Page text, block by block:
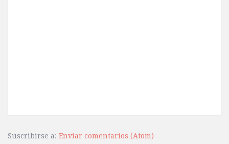
Suscribirse a: Enviar comentarios (Atom)